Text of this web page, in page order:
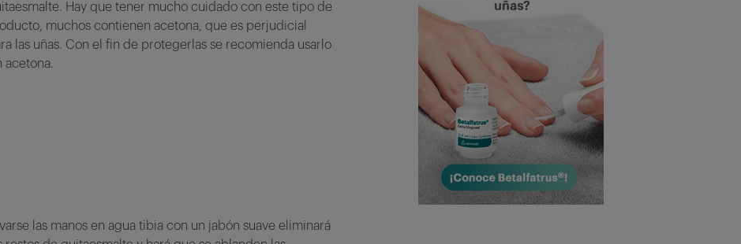
Hay que tener mucho cuidado con este tipo de
muchos contienen acetona, que es perjudicial
las uñas. Con el fin de protegerlas se recomienda usarlo
acetona.
las manos en agua tibia con un jabón suave eliminará